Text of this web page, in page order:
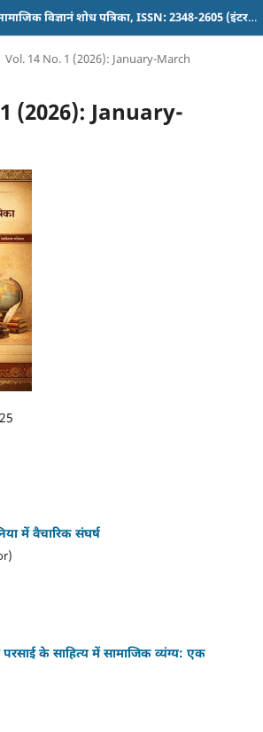
अंतर्राष्ट्रीय हिंदी एवं सामाजिक विज्ञानं शोध पत्रिका, ISSN: 2348-2605 (इंटरनेशनल पत्रिका)
Vol. 14 No. 1 (2026): January-March
(2026): January-
में वैचारिक संघर्ष
के साहित्य में सामाजिक व्यंग्य: एक